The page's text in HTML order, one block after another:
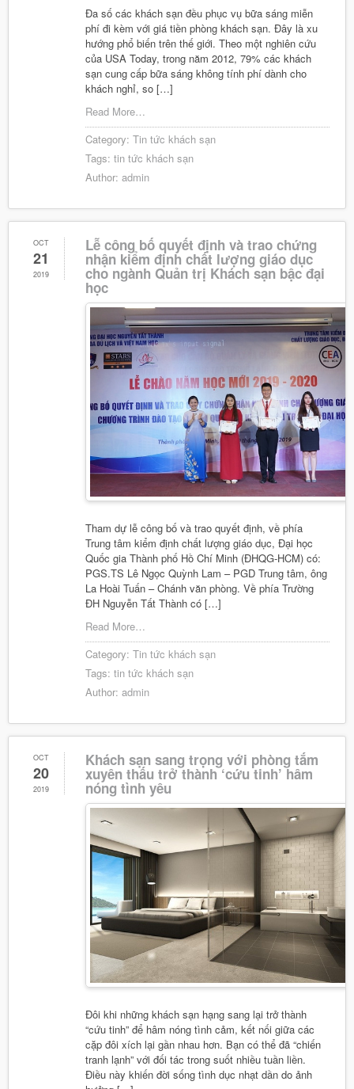
Đa số các khách sạn đều phục vụ bữa sáng miễn
phí đi kèm với giá tiền phòng khách sạn. Đây là xu
hướng phổ biến trên thế giới. Theo một nghiên cứu
của USA Today, trong năm 2012, 79% các khách
sạn cung cấp bữa sáng không tính phí dành cho
khách nghỉ, so […]
Read More…
Category:Tin tức khách sạn
Tags:tin tức khách sạn
Author:admin
OCT
21
2019
Lễ công bố quyết định và trao chứng
nhận kiểm định chất lượng giáo dục
cho ngành Quản trị Khách sạn bậc đại
học
Tham dự lễ công bố và trao quyết định, về phía
Trung tâm kiểm định chất lượng giáo dục, Đại học
Quốc gia Thành phố Hồ Chí Minh (ĐHQG-HCM) có:
PGS.TS Lê Ngọc Quỳnh Lam – PGD Trung tâm, ông
La Hoài Tuấn – Chánh văn phòng. Về phía Trường
ĐH Nguyễn Tất Thành có […]
Read More…
Category:Tin tức khách sạn
Tags:tin tức khách sạn
Author:admin
OCT
20
2019
Khách sạn sang trọng với phòng tắm
xuyên thấu trở thành ‘cứu tinh’ hâm
nóng tình yêu
Đôi khi những khách sạn hạng sang lại trở thành
“cứu tinh” để hâm nóng tình cảm, kết nối giữa các
cặp đôi xích lại gần nhau hơn. Bạn có thể đã “chiến
tranh lạnh” với đối tác trong suốt nhiều tuần liền.
Điều này khiến đời sống tình dục nhạt dần do ảnh